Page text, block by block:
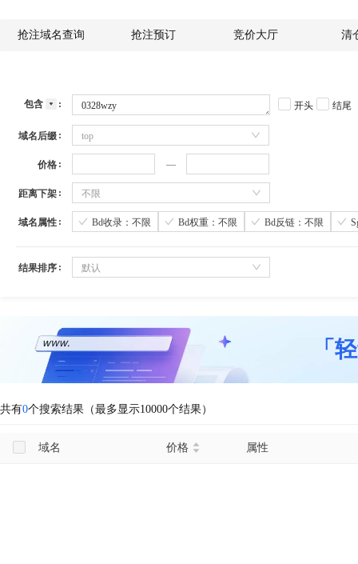
抢注域名查询 抢注预订 竞价大厅 清
包含 开头 结尾
域名后缀 top
价格
距离下架 不限
域名属性 Bd收录：不限 Bd权重：不限 Bd反链：不限
结果排序 默认
「
共有0个搜索结果（最多显示10000个结果）
域名 价格 属性